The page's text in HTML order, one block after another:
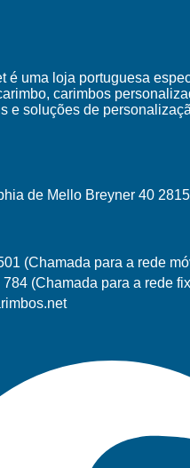
é uma loja portuguesa
carimbos
e soluções de
de Mello Breyner 40
(Chamada para a rede
784 (Chamada para a rede